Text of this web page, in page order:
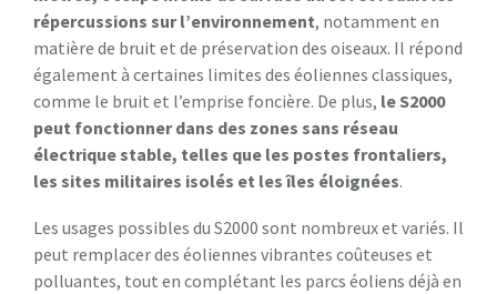
répercussions sur l’environnement, notamment en
matière de bruit et de préservation des oiseaux. Il répond
également à certaines limites des éoliennes classiques,
comme le bruit et l’emprise foncière. De plus, le S2000
peut fonctionner dans des zones sans réseau
électrique stable, telles que les postes frontaliers,
les sites militaires isolés et les îles éloignées.
Les usages possibles du S2000 sont nombreux et variés. Il
peut remplacer des éoliennes vibrantes coûteuses et
polluantes, tout en complétant les parcs éoliens déjà en